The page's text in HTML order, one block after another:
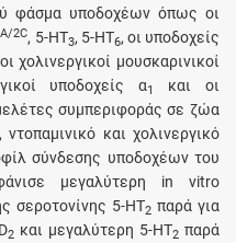
φάσμα υποδοχέων όπως οι
2C, 5-HT3, 5-HT6, οι υποδοχείς
χολινεργικοί μουσκαρινικοί
υποδοχείς α1
και οι
συμπεριφοράς σε ζώα
και χολινεργικό
σύνδεσης υποδοχέων του
μεγαλύτερη in vitro
σεροτονίνης 5-HT2παρά για
2 και μεγαλύτερη 5-HT2παρά